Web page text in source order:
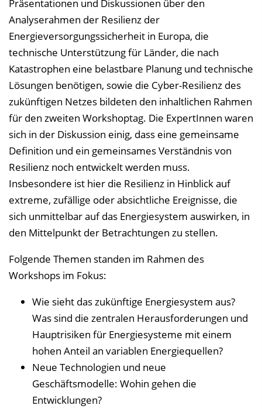
Präsentationen und Diskussionen über den
Analyserahmen der Resilienz der
Energieversorgungssicherheit in Europa, die
technische Unterstützung für Länder, die nach
Katastrophen eine belastbare Planung und technische
Lösungen benötigen, sowie die Cyber-Resilienz des
zukünftigen Netzes bildeten den inhaltlichen Rahmen
für den zweiten Workshoptag. Die ExpertInnen waren
sich in der Diskussion einig, dass eine gemeinsame
Definition und ein gemeinsames Verständnis von
Resilienz noch entwickelt werden muss.
Insbesondere ist hier die Resilienz in Hinblick auf
extreme, zufällige oder absichtliche Ereignisse, die
sich unmittelbar auf das Energiesystem auswirken, in
den Mittelpunkt der Betrachtungen zu stellen.
Folgende Themen standen im Rahmen des
Workshops im Fokus:
Wie sieht das zukünftige Energiesystem aus?
Was sind die zentralen Herausforderungen und
Hauptrisiken für Energiesysteme mit einem
hohen Anteil an variablen Energiequellen?
Neue Technologien und neue
Geschäftsmodelle: Wohin gehen die
Entwicklungen?